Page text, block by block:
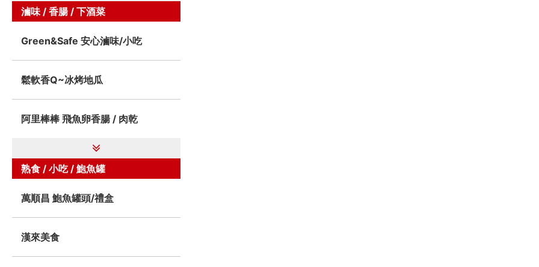
滷味 / 香腸 / 下酒菜
Green&Safe 安心滷味/小吃
鬆軟香Q~冰烤地瓜
阿里棒棒 飛魚卵香腸 / 肉乾
熟食 / 小吃 / 鮑魚罐
萬順昌 鮑魚罐頭/禮盒
漢來美食